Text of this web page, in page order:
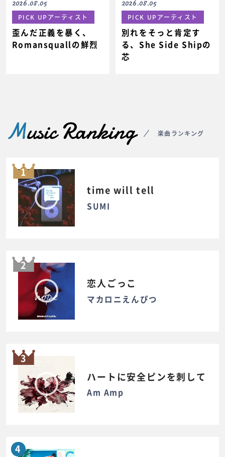
2026.08.05
PICK UPアーティスト
歪んだ正義を暴く、
Romansquallの鮮烈
2026.08.05
PICK UPアーティスト
別れをそっと肯定す
る、She Side Shipの
芯
Music Ranking 楽曲ランキング
1
time will tell
SUMI
2
恋人ごっこ
マカロニえんぴつ
3
ハートに安全ピンを刺して
Am Amp
4